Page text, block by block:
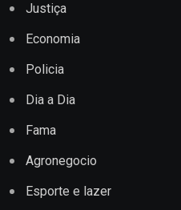
Justiça
Economia
Policia
Dia a Dia
Fama
Agronegocio
Esporte e lazer